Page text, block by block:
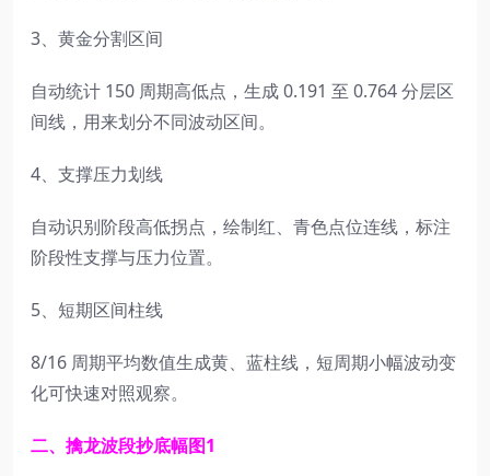
3、黄金分割区间
自动统计 150 周期高低点，生成 0.191 至 0.764 分层区
间线，用来划分不同波动区间。
4、支撑压力划线
自动识别阶段高低拐点，绘制红、青色点位连线，标注
阶段性支撑与压力位置。
5、短期区间柱线
8/16 周期平均数值生成黄、蓝柱线，短周期小幅波动变
化可快速对照观察。
二、擒龙波段抄底幅图1